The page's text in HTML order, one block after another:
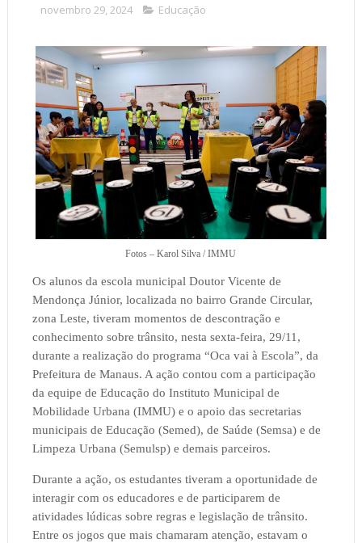
novembro 29, 2024 Educação
Fotos – Karol Silva / IMMU
Os alunos da escola municipal Doutor Vicente de
Mendonça Júnior, localizada no bairro Grande Circular,
zona Leste, tiveram momentos de descontração e
conhecimento sobre trânsito, nesta sexta-feira, 29/11,
durante a realização do programa “Oca vai à Escola”, da
Prefeitura de Manaus. A ação contou com a participação
da equipe de Educação do Instituto Municipal de
Mobilidade Urbana (IMMU) e o apoio das secretarias
municipais de Educação (Semed), de Saúde (Semsa) e de
Limpeza Urbana (Semulsp) e demais parceiros.
Durante a ação, os estudantes tiveram a oportunidade de
interagir com os educadores e de participarem de
atividades lúdicas sobre regras e legislação de trânsito.
Entre os jogos que mais chamaram atenção, estavam o